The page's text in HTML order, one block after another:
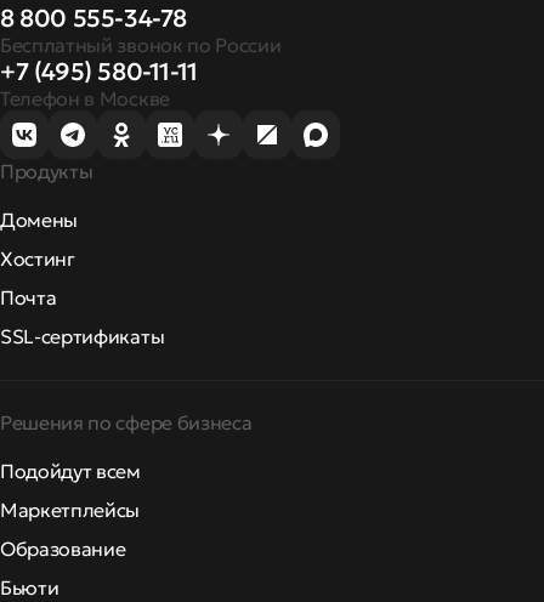
8 800 555-34-78
Бесплатный звонок по России
+7 (495) 580-11-11
Телефон в Москве
Продукты
Домены
Хостинг
Почта
SSL-сертификаты
Решения по сфере бизнеса
Подойдут всем
Маркетплейсы
Образование
Бьюти